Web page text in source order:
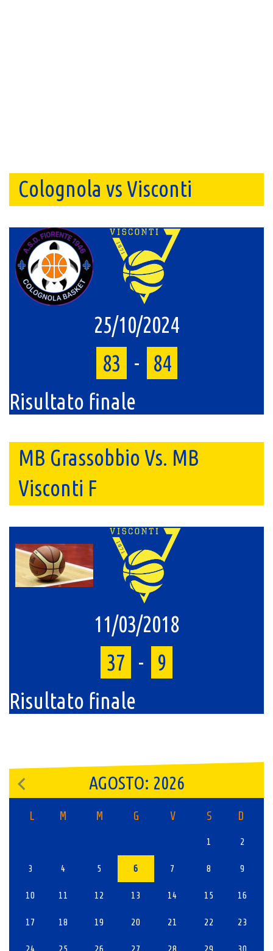
Colognola vs Visconti
25/10/2024
83
-
84
Risultato finale
MB Grassobbio Vs. MB
Visconti F
11/03/2018
37 -
9
Risultato finale
AGOSTO: 2026
L M M G V S D
1 2
3 4 5 6 7 8 9
10 11 12 13 14 15 16
17 18 19 20 21 22 23